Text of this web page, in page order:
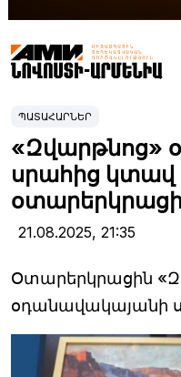
ՊԱՏԱՀԱՐՆԵՐ
«Զվարթնոց»
սրահից
21.08.2025, 21:35
Օտարերկրացին
օդանավակայանի